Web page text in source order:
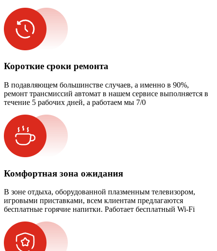
Короткие сроки ремонта
В подавляющем большинстве случаев, а именно в 90%,
ремонт трансмиссий автомат в нашем сервисе выполняется в
течение 5 рабочих дней, а работаем мы 7/0
Комфортная зона ожидания
В зоне отдыха, оборудованной плазменным телевизором,
игровыми приставками, всем клиентам предлагаются
бесплатные горячие напитки. Работает бесплатный Wi-Fi